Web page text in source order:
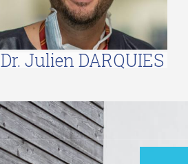
Dr. Julien DARQUIES